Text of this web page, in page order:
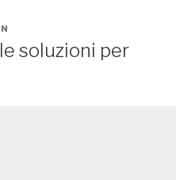
soluzioni per